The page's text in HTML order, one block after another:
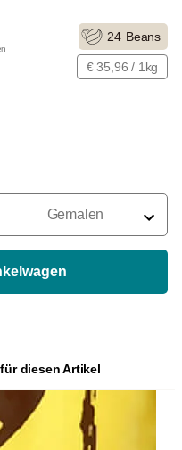
24 Beans
€ 35,96 / 1kg
Gemalen
Voor Portafilter
diesen Artikel